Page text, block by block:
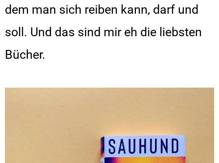
dem man sich reiben kann, darf und
soll. Und das sind mir eh die liebsten
Bücher.